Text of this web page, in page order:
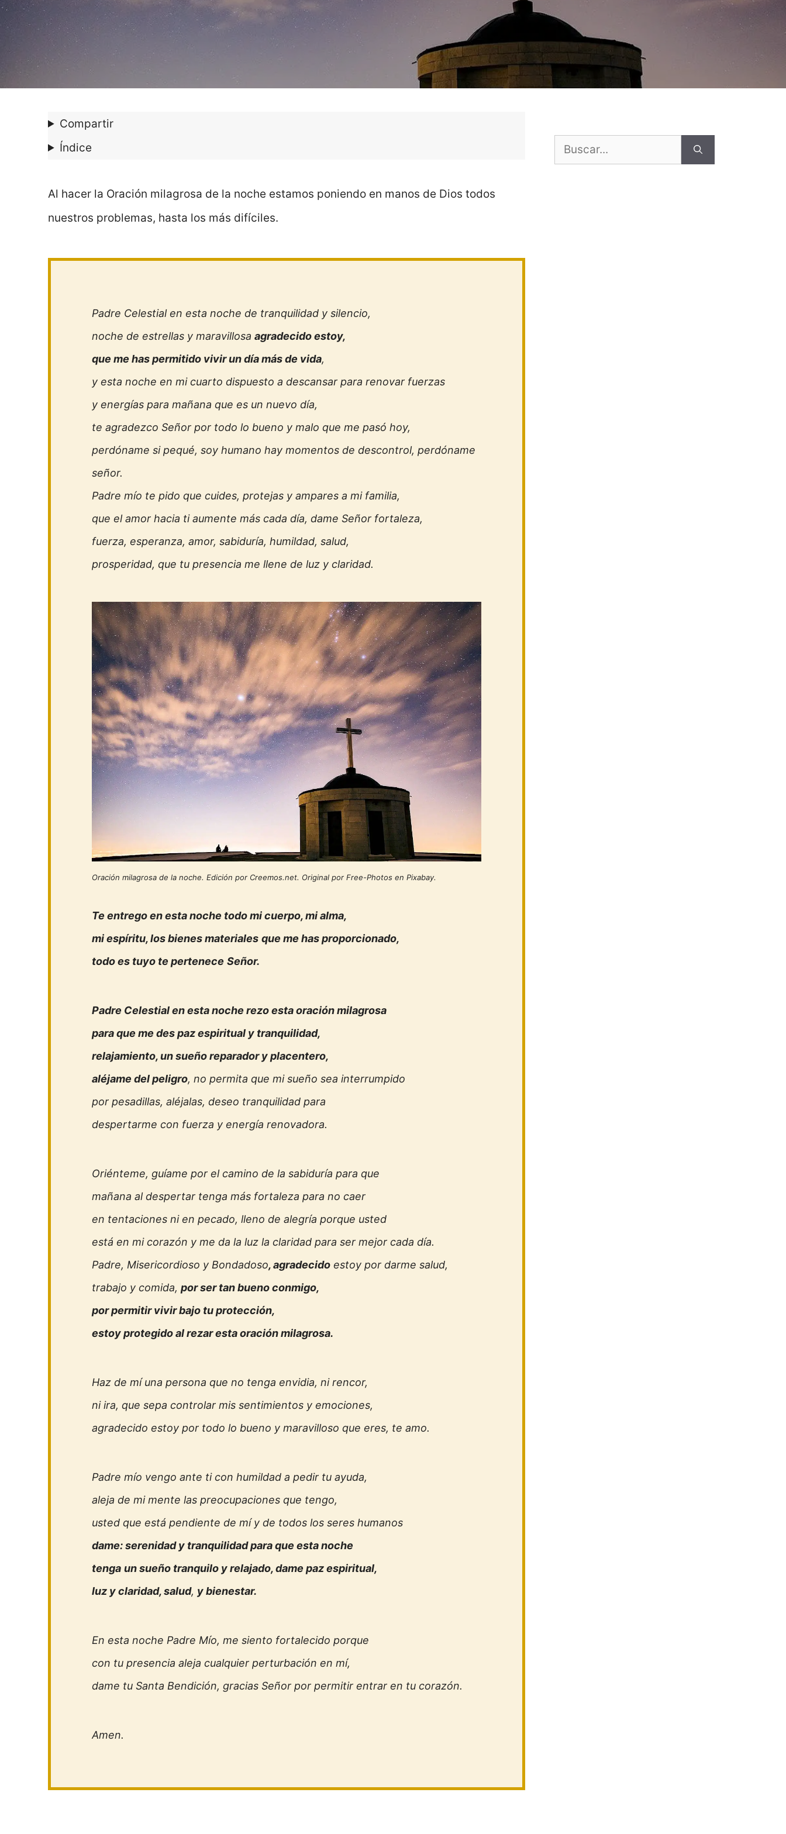
Compartir
Índice
Al hacer la Oración milagrosa de la noche estamos poniendo en manos de Dios todos
nuestros problemas, hasta los más difíciles.
Padre Celestial en esta noche de tranquilidad y silencio,
noche de estrellas y maravillosa agradecido estoy,
que me has permitido vivir un día más de vida,
y esta noche en mi cuarto dispuesto a descansar para renovar fuerzas
y energías para mañana que es un nuevo día,
te agradezco Señor por todo lo bueno y malo que me pasó hoy,
perdóname si pequé, soy humano hay momentos de descontrol, perdóname
señor.
Padre mío te pido que cuides, protejas y ampares a mi familia,
que el amor hacia ti aumente más cada día, dame Señor fortaleza,
fuerza, esperanza, amor, sabiduría, humildad, salud,
prosperidad, que tu presencia me llene de luz y claridad.
Oración milagrosa de la noche. Edición por Creemos.net. Original por Free-Photos en Pixabay.
Te entrego en esta noche todo mi cuerpo, mi alma,
mi espíritu, los bienes materiales que me has proporcionado,
todo es tuyo te pertenece Señor.
Padre Celestial en esta noche rezo esta oración milagrosa
para que me des paz espiritual y tranquilidad,
relajamiento, un sueño reparador y placentero,
aléjame del peligro, no permita que mi sueño sea interrumpido
por pesadillas, aléjalas, deseo tranquilidad para
despertarme con fuerza y energía renovadora.
Oriénteme, guíame por el camino de la sabiduría para que
mañana al despertar tenga más fortaleza para no caer
en tentaciones ni en pecado, lleno de alegría porque usted
está en mi corazón y me da la luz la claridad para ser mejor cada día.
Padre, Misericordioso y Bondadoso, agradecido estoy por darme salud,
trabajo y comida, por ser tan bueno conmigo,
por permitir vivir bajo tu protección,
estoy protegido al rezar esta oración milagrosa.
Haz de mí una persona que no tenga envidia, ni rencor,
ni ira, que sepa controlar mis sentimientos y emociones,
agradecido estoy por todo lo bueno y maravilloso que eres, te amo.
Padre mío vengo ante ti con humildad a pedir tu ayuda,
aleja de mi mente las preocupaciones que tengo,
usted que está pendiente de mí y de todos los seres humanos
dame: serenidad y tranquilidad para que esta noche
tenga un sueño tranquilo y relajado, dame paz espiritual,
luz y claridad, salud, y bienestar.
En esta noche Padre Mío, me siento fortalecido porque
con tu presencia aleja cualquier perturbación en mí,
dame tu Santa Bendición, gracias Señor por permitir entrar en tu corazón.
Amen.
Buscar: